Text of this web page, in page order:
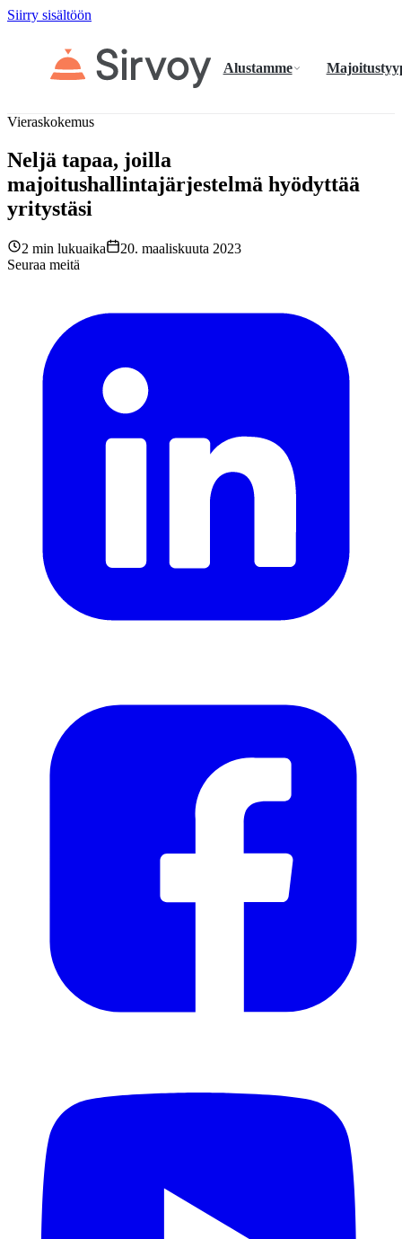
Siirry sisältöön
Alustamme
Vieraskokemus
Neljä tapaa, joilla
majoitushallintajärjestelmä hyödyttää
yritystäsi
2 min lukuaika
20. maaliskuuta 2023
Seuraa meitä